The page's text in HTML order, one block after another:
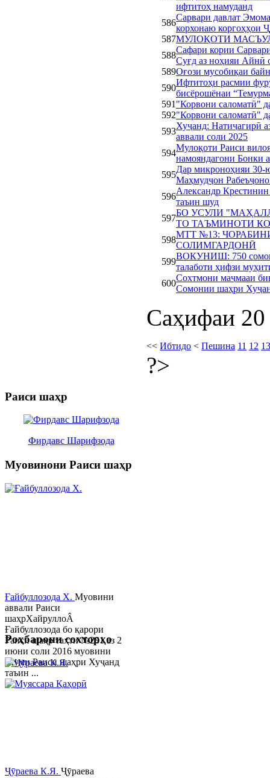
ифтитоҳ намуданд
586
Сарвари давлат
корхонаю коргоҳҳои
587МУЛОҚОТИ
588
Сафари кории
Суғд аз ноҳияи Айнӣ
589Оғози мусобиқаи
590
Ифтитоҳи расмии
бисёрошёнаи
591 "Корвони саломатӣ"
592"Корвони саломатӣ"
593
Хуҷанд: Натиҷагирӣ
аввали соли 2025
594
Мулоқоти Раиси
намояндагони Бонки
595
Дар микроноҳияи
Маҳмудҷон
596
Александр
таъин шуд
597
БО УСУЛИ
ТО ТАЪМИНОТИ
598
МТТ №13:
СОЛИМГАРДОНӢ
599
ВОКУНИШ: 750
талаботи ҳифзи
600
Сохтмони маҷмааи
Сомонии шаҳри
Саҳифаи 20
<< Ибтидо < Пешина 11 12 13
?>
Раиси шаҳр
Фирдавс Шарифзода
Муовинони Раиси шаҳр
Ғайбуллозода Х. Муовини
аввали Раиси
шаҳрХайруллоÂ
Ғайбуллозода бо қарори
Раиси шаҳр таҳти №281 аз 2
июни соли 2016 муовини
якуми Раиси шаҳри Хуҷанд
таъин ...
Роҳбарони сохторҳо
Ҷӯраева К.Я. Ҷӯраева